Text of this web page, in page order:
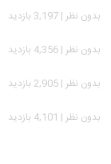
بدون نظر | 3,197 بازدید
بدون نظر | 4,356 بازدید
بدون نظر | 2,905 بازدید
بدون نظر | 4,101 بازدید